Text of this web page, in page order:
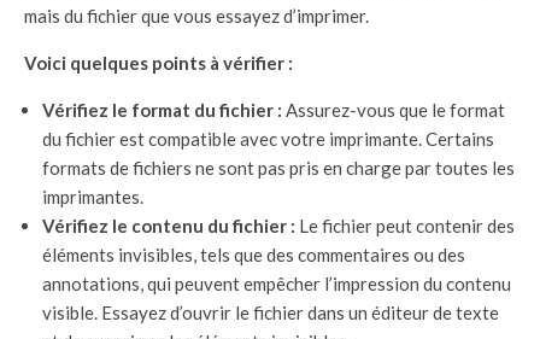
mais du fichier que vous essayez d’imprimer.
Voici quelques points à vérifier :
Vérifiez le format du fichier : Assurez-vous que le format
du fichier est compatible avec votre imprimante. Certains
formats de fichiers ne sont pas pris en charge par toutes les
imprimantes.
Vérifiez le contenu du fichier : Le fichier peut contenir des
éléments invisibles, tels que des commentaires ou des
annotations, qui peuvent empêcher l’impression du contenu
visible. Essayez d’ouvrir le fichier dans un éditeur de texte